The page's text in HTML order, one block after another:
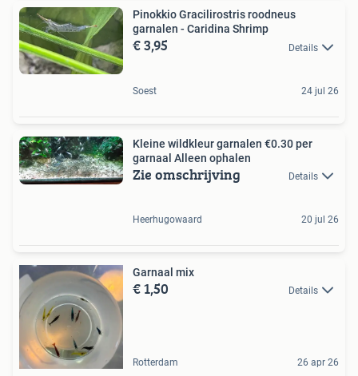
Pinokkio Gracilirostris roodneus
garnalen - Caridina Shrimp
€ 3,95 Details
Soest 24 jul 26
Kleine wildkleur garnalen €0.30 per
garnaal Alleen ophalen
Zie omschrijving Details
Heerhugowaard 20 jul 26
Garnaal mix
€ 1,50 Details
Rotterdam 26 apr 26